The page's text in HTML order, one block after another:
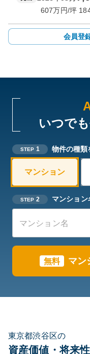
607万円/坪
会員登
いつで
STEP 1 物件の種類
マンション
STEP 2 マンショ
無料 マン
東京都渋谷区の
資産価値・将来性